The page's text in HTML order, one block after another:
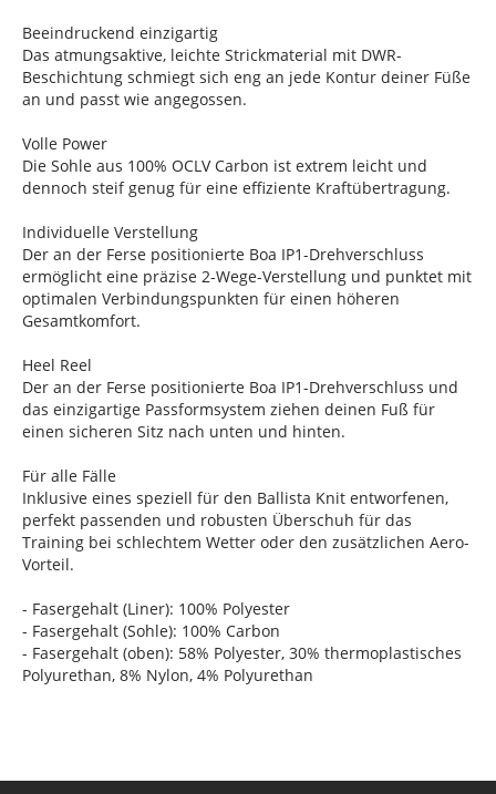
Beeindruckend einzigartig
Das atmungsaktive, leichte Strickmaterial mit DWR-
Beschichtung schmiegt sich eng an jede Kontur deiner Füße
an und passt wie angegossen.
Volle Power
Die Sohle aus 100% OCLV Carbon ist extrem leicht und
dennoch steif genug für eine effiziente Kraftübertragung.
Individuelle Verstellung
Der an der Ferse positionierte Boa IP1-Drehverschluss
ermöglicht eine präzise 2-Wege-Verstellung und punktet mit
optimalen Verbindungspunkten für einen höheren
Gesamtkomfort.
Heel Reel
Der an der Ferse positionierte Boa IP1-Drehverschluss und
das einzigartige Passformsystem ziehen deinen Fuß für
einen sicheren Sitz nach unten und hinten.
Für alle Fälle
Inklusive eines speziell für den Ballista Knit entworfenen,
perfekt passenden und robusten Überschuh für das
Training bei schlechtem Wetter oder den zusätzlichen Aero-
Vorteil.
- Fasergehalt (Liner): 100% Polyester
- Fasergehalt (Sohle): 100% Carbon
- Fasergehalt (oben): 58% Polyester, 30% thermoplastisches
Polyurethan, 8% Nylon, 4% Polyurethan